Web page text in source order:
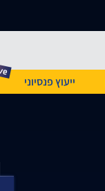
ייעוץ פנסיוני